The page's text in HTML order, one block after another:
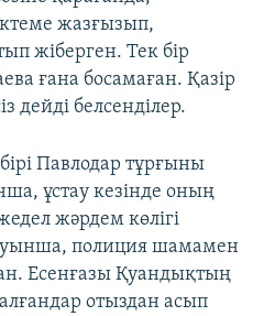
жазғызып,
жіберген. Тек бір
ғана босамаған. Қазір
дейді белсенділер.
Павлодар тұрғыны
ұстау кезінде оның
жәрдем көлігі
полиция шамамен
Есенғазы Қуандықтың
отыздан асып